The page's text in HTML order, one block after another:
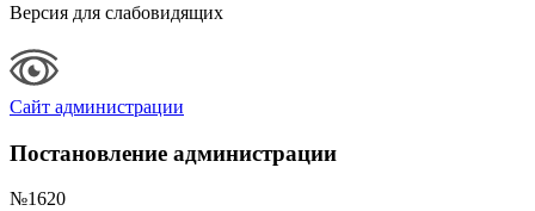
Версия для слабовидящих
Сайт администрации
Постановление администрации
№1620